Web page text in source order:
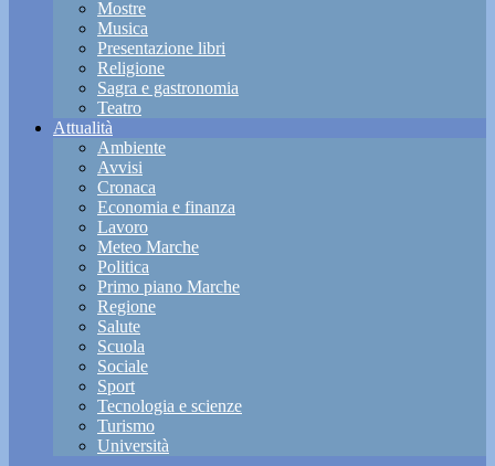
Mostre
Musica
Presentazione libri
Religione
Sagra e gastronomia
Teatro
Attualità
Ambiente
Avvisi
Cronaca
Economia e finanza
Lavoro
Meteo Marche
Politica
Primo piano Marche
Regione
Salute
Scuola
Sociale
Sport
Tecnologia e scienze
Turismo
Università